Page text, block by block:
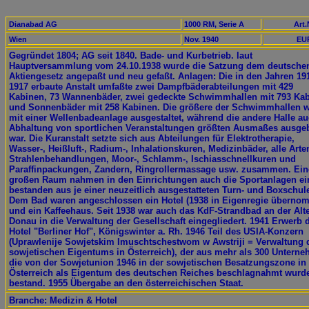
Dianabad AG 1000 RM, Serie A
Wien
Nov. 1940
Gegründet 1804; AG seit 1840. Bade- und Kurbetrieb. laut
Hauptversammlung vom 24.10.1938 wurde die Satzung dem
Aktiengesetz angepaßt und neu gefaßt. Anlagen: Die in den Jahren
1917 erbaute Anstalt umfaßte zwei Dampfbäderabteilungen mit 429
Kabinen, 73 Wannenbäder, zwei gedeckte Schwimmhallen mit 793
und Sonnenbäder mit 258 Kabinen. Die größere der Schwimmhallen
mit einer Wellenbadeanlage ausgestaltet, während die andere Halle
Abhaltung von sportlichen Veranstaltungen größten Ausmaßes
war. Die Kuranstalt setzte sich aus Abteilungen für Elektrotherapie,
Wasser-, Heißluft-, Radium-, Inhalationskuren, Medizinbäder, alle
Strahlenbehandlungen, Moor-, Schlamm-, Ischiasschnellkuren und
Paraffinpackungen, Zandern, Ringrollermassage usw. zusammen.
großen Raum nahmen in den Einrichtungen auch die Sportanlagen
bestanden aus je einer neuzeitlich ausgestatteten Turn- und
Dem Bad waren angeschlossen ein Hotel (1938 in Eigenregie
und ein Kaffeehaus. Seit 1938 war auch das KdF-Strandbad an der
Donau in die Verwaltung der Gesellschaft eingegliedert. 1941 Erwerb
Hotel "Berliner Hof", Königswinter a. Rh. 1946 Teil des USIA-Konzern
(Uprawlenije Sowjetskim Imuschtschestwom w Awstriji = Verwaltung
sowjetischen Eigentums in Österreich), der aus mehr als 300
die von der Sowjetunion 1946 in der sowjetischen Besatzungszone in
Österreich als Eigentum des deutschen Reiches beschlagnahmt
bestand. 1955 Übergabe an den österreichischen Staat.
Branche: Medizin & Hotel